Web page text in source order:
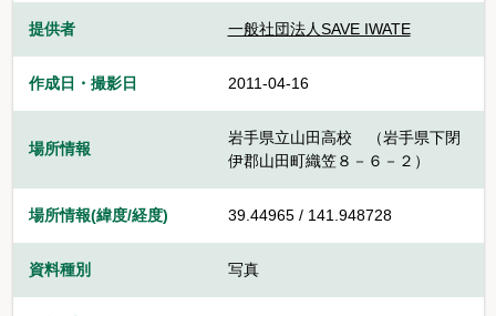
提供者 一般社団法人SAVE IWATE
作成日・撮影日 2011-04-16
場所情報
岩手県立山田高校 （岩手県下閉
伊郡山田町織笠８－６－２）
場所情報(緯度/経度) 39.44965 / 141.948728
資料種別 写真